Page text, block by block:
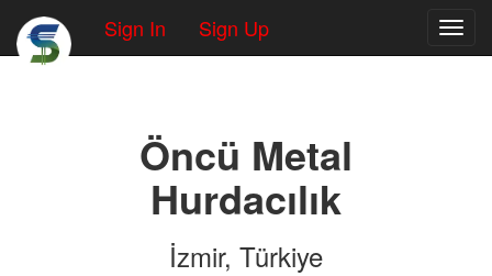
Sign In Sign Up
Öncü Metal
Hurdacılık
İzmir, Türkiye